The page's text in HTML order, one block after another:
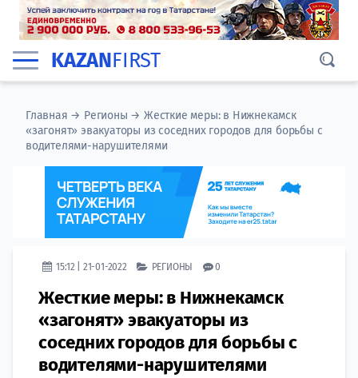
KAZANFIRST
Главная → Регионы →Жесткие меры: в Нижнекамск
«загонят» эвакуаторы из соседних городов для борьбы с
водителями-нарушителями
15:12 | 21-01-2022 РЕГИОНЫ 0
Жесткие меры: в Нижнекамск
«загонят» эвакуаторы из
соседних городов для борьбы с
водителями-нарушителями